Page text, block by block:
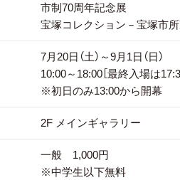
市制70周年記念展
宝塚コレクション－宝塚市
7月20日（土）～9月1日（日）
10:00～18:00［最終入場は
※初日のみ13:00から開幕
2F メインギャラリー
一般 1,000円
※中学生以下無料